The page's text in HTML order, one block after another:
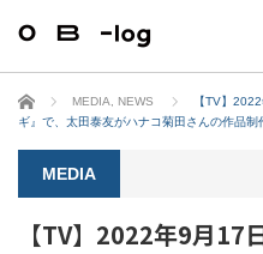
ホーム MEDIA NEWS
【TV】
ギ』で、太田泰友がハナコ菊田さんの作品制
MEDIA
【TV】2022年9月17